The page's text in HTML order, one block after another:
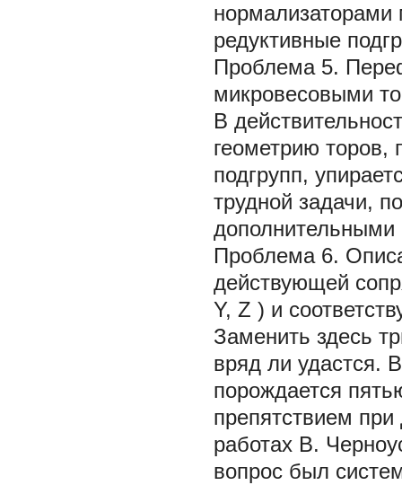
нормализаторами
редуктивные
Проблема 5.
микровесовыми
В
геометрию торов,
подгрупп,
трудной задачи,
дополнительными
Проблема 6.
действующей
Y, Z ) и
Заменить здесь
вряд ли удастся.
порождается
препятствием
работах В.
вопрос был